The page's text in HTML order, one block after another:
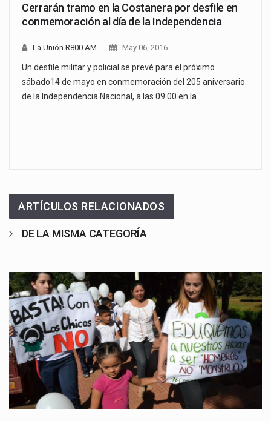
Cerrarán tramo en la Costanera por desfile en
conmemoración al día de la Independencia
La Unión R800 AM May 06, 2016
Un desfile militar y policial se prevé para el próximo
sábado14 de mayo en conmemoración del 205 aniversario
de la Independencia Nacional, a las 09:00 en la…
ARTÍCULOS RELACIONADOS
DE LA MISMA CATEGORÍA